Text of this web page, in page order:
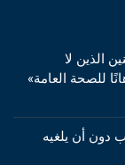
الذين لا
للصحة العامة»
دون أن يلغيه